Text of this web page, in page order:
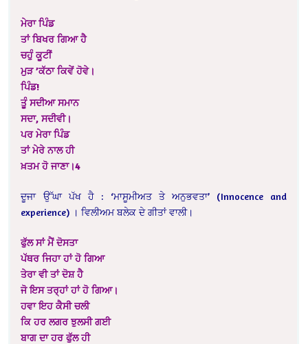
ਮੇਰਾ ਪਿੰਡ
ਤਾਂ ਬਿਖਰ ਗਿਆ ਹੈ
ਚਹੁੰ ਕੂਟੀਂ
ਮੁੜ ’ਕੱਠਾ ਕਿਵੇਂ ਹੋਵੇ।
ਪਿੰਡ!
ਤੂੰ ਸਦੀਆ ਸਮਾਨ
ਸਦਾ, ਸਦੀਵੀ।
ਪਰ ਮੇਰਾ ਪਿੰਡ
ਤਾਂ ਮੇਰੇ ਨਾਲ ਹੀ
ਖ਼ਤਮ ਹੋ ਜਾਣਾ।4
ਦੂਜਾ ਉੱਘਾ ਪੱਖ ਹੈ : ‘ਮਾਸੂਮੀਅਤ ਤੇ ਅਨੁਭਵਤਾ’ (Innocence and
experience) । ਵਿਲੀਅਮ ਬਲੇਕ ਦੇ ਗੀਤਾਂ ਵਾਲੀ।
ਫੁੱਲ ਸਾਂ ਮੈਂ ਦੋਸਤਾ
ਪੱਥਰ ਜਿਹਾ ਹਾਂ ਹੋ ਗਿਆ
ਤੇਰਾ ਵੀ ਤਾਂ ਦੋਸ਼ ਹੈ
ਜੋ ਇਸ ਤਰ੍ਹਾਂ ਹਾਂ ਹੋ ਗਿਆ।
ਹਵਾ ਇਹ ਕੈਸੀ ਚਲੀ
ਕਿ ਹਰ ਲਗਰ ਝੁਲਸੀ ਗਈ
ਬਾਗ ਦਾ ਹਰ ਫੁੱਲ ਹੀ